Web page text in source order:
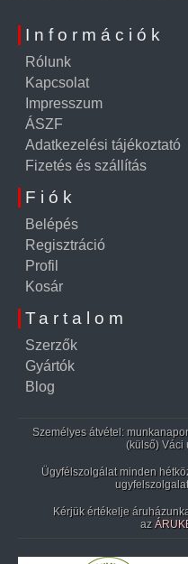
Információk
Rólunk
Kapcsolat
Impresszum
ÁSZF
Adatkezelési tájékoztató
Fizetés és szállítás
Fiók
Belépés
Regisztráció
Profil
Kosár
Tartalom
Szerzők
Gyártók
Blog
Személyes átvétel:
(külső) Váci
Ügyfélszolgálat minden
Kérjük értékelje
az